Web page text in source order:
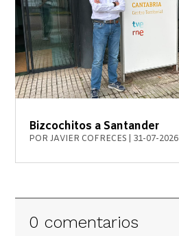
Bizcochitos a Santander
PORJAVIER COFRECES 31-07-2026
0 comentarios